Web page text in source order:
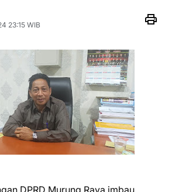
23:15 WIB
DPRD Murung Raya imbau